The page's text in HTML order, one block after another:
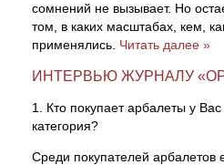
сомнений не вызывает. Но
том, в каких масштабах, кем,
применялись. Читать далее »
ИНТЕРВЬЮ ЖУРНАЛУ
1. Кто покупает арбалеты у
категория?
Среди покупателей арбалетов